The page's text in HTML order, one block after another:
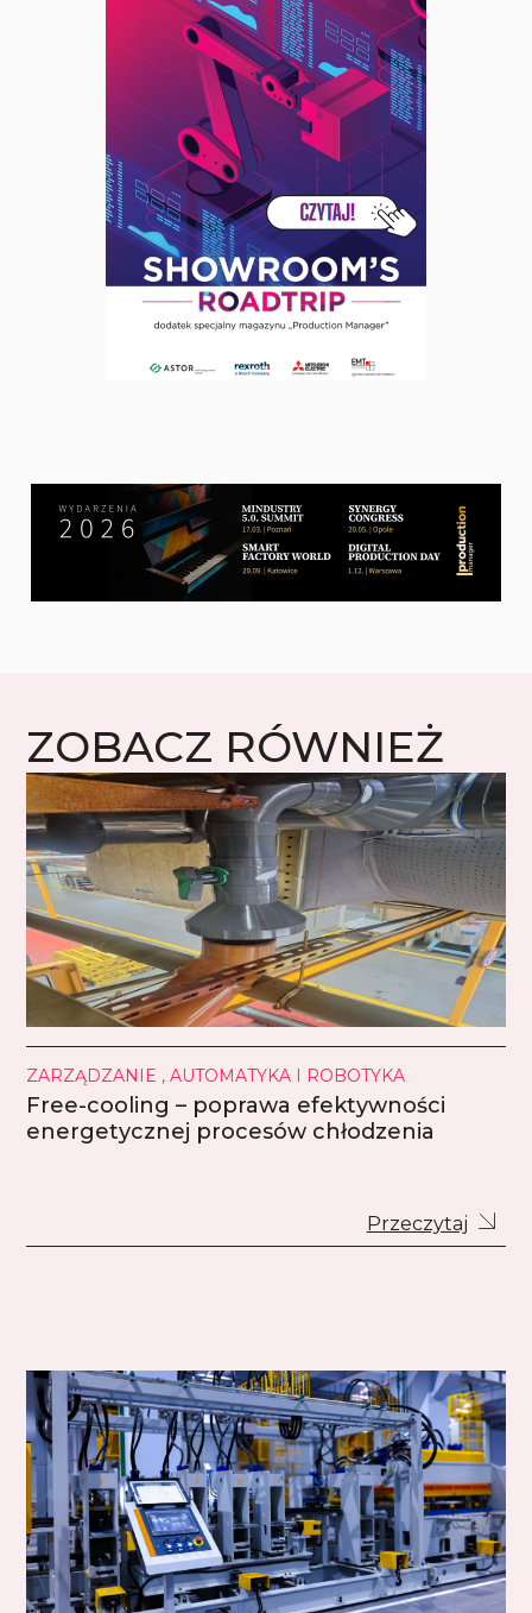
ZOBACZ RÓWNIEŻ
ZARZĄDZANIE , AUTOMATYKA I ROBOTYKA
Free-cooling – poprawa efektywności
energetycznej procesów chłodzenia
Przeczytaj